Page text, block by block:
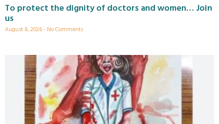
To protect the dignity of doctors and women… Join
us
August 8, 2026 No Comments